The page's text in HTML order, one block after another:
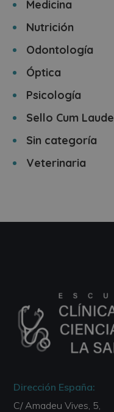
Medicina
Nutrición
Odontología
Óptica
Psicología
Sello Cum Laude
Sin categoría
Veterinaria
Dirección España:
C/ Amadeu Vives, 5,